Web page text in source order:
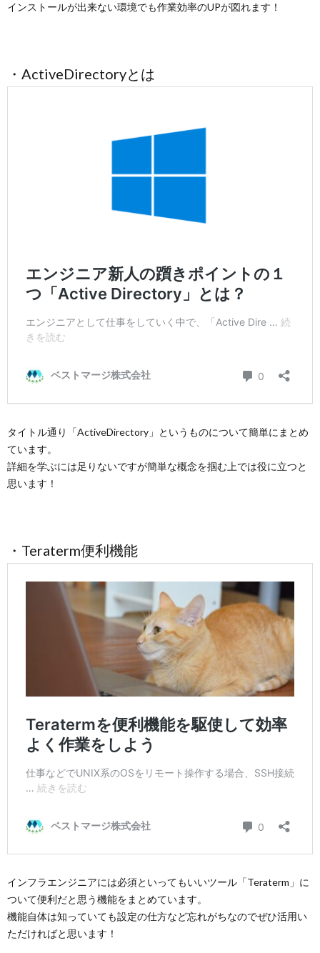
インストールが出来ない環境でも作業効率のUPが図れます！
・ActiveDirectoryとは
タイトル通り「ActiveDirectory」というものについて簡単にまとめ
ています。
詳細を学ぶには足りないですが簡単な概念を掴む上では役に立つと
思います！
・Teraterm便利機能
インフラエンジニアには必須といってもいいツール「Teraterm」に
ついて便利だと思う機能をまとめています。
機能自体は知っていても設定の仕方など忘れがちなのでぜひ活用い
ただければと思います！